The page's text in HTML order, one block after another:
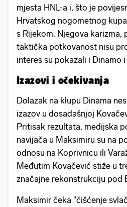
mjesta HNL-a i, što je
Hrvatskog nogometnog
s Rijekom. Njegova karizma,
taktička potkovanost nisu
interes su pokazali i Dinamo
Izazovi i očekivanja
Dolazak na klupu Dinama
izazov u dosadašnjoj
Pritisak rezultata, medijska
navijača u Maksimiru su na
odnosu na Koprivnicu ili
Međutim Kovačević stiže u
značajne rekonstrukciju pod
Maksimir čeka "čišćenje